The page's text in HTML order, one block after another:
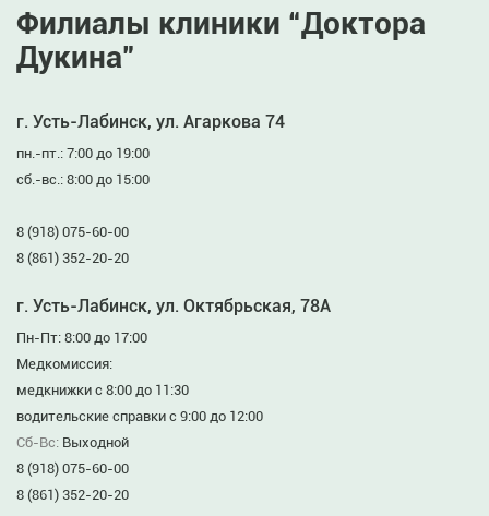
Филиалы клиники “Доктора
Дукина”
г. Усть-Лабинск, ул. Агаркова 74
пн.-пт.: 7:00 до 19:00
сб.-вс.: 8:00 до 15:00
8 (918) 075-60-00
8 (861) 352-20-20
г. Усть-Лабинск, ул. Октябрьская, 78А
Пн-Пт: 8:00 до 17:00
Медкомиссия:
медкнижки с 8:00 до 11:30
водительские справки с 9:00 до 12:00
Сб-Вс: Выходной
8 (918) 075-60-00
8 (861) 352-20-20